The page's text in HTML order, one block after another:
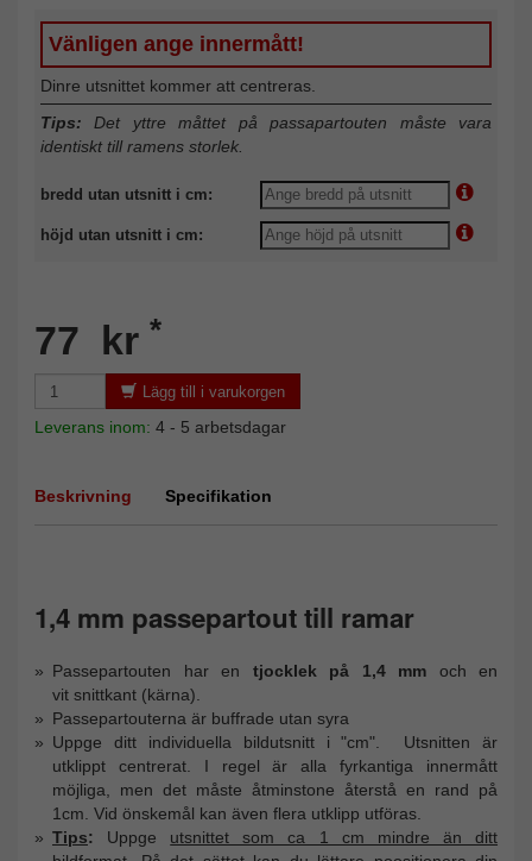
Vänligen ange innermått!
Dinre utsnittet kommer att centreras.
Tips: Det yttre måttet på passapartouten måste vara
identiskt till ramens storlek.
bredd utan utsnitt i cm:
höjd utan utsnitt i cm:
77 kr *
Lägg till i varukorgen
Leverans inom: 4 - 5 arbetsdagar
Beskrivning Specifikation
1,4 mm passepartout till ramar
Passepartouten har en tjocklek på 1,4 mm och en
vit snittkant (kärna).
Passepartouterna är buffrade utan syra
Uppge ditt individuella bildutsnitt i "cm". Utsnitten är
utklippt centrerat. I regel är alla fyrkantiga innermått
möjliga, men det måste åtminstone återstå en rand på
1cm. Vid önskemål kan även flera utklipp utföras.
Tips: Uppge utsnittet som ca 1 cm mindre än ditt